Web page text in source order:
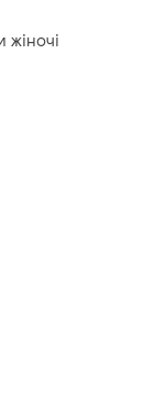
жіночі